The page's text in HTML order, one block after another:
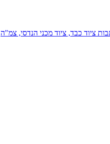
ציוד כבד, ציוד מכני הנדסי, צמ"ה